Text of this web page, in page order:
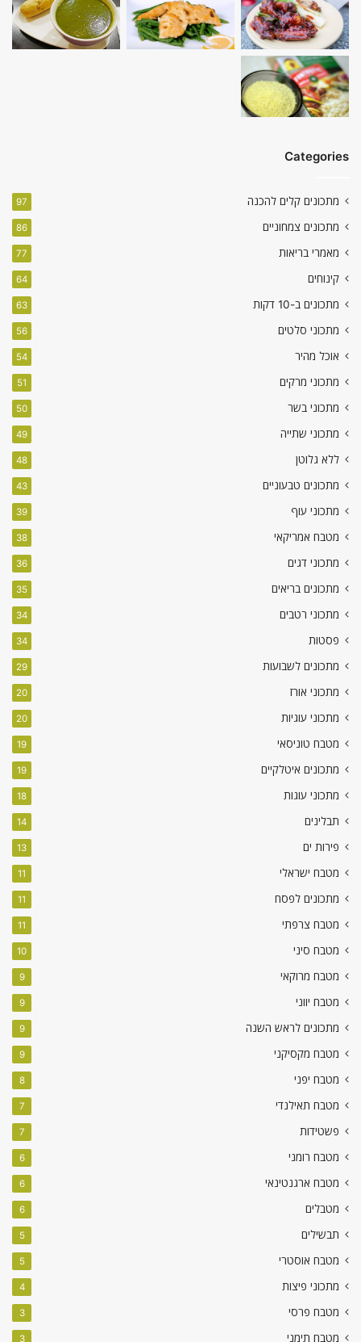
Categories
מתכונים קלים להכנה 97
מתכונים צמחוניים 86
מאמרי בריאות 77
קינוחים 64
מתכונים ב-10 דקות 63
מתכוני סלטים 56
אוכל מהיר 54
מתכוני מרקים 51
מתכוני בשר 50
מתכוני שתייה 49
ללא גלוטן 48
מתכונים טבעוניים 43
מתכוני עוף 39
מטבח אמריקאי 38
מתכוני דגים 36
מתכונים בריאים 35
מתכוני רטבים 34
פסטות 34
מתכונים לשבועות 29
מתכוני אורז 20
מתכוני עוגיות 20
מטבח טוניסאי 19
מתכונים איטלקיים 19
מתכוני עוגות 18
תבלינים 14
פירות ים 13
מטבח ישראלי 11
מתכונים לפסח 11
מטבח צרפתי 11
מטבח סיני 10
מטבח מרוקאי 9
מטבח יווני 9
מתכונים לראש השנה 9
מטבח מקסיקני 9
מטבח יפני 8
מטבח תאילנדי 7
פשטידות 7
מטבח רומני 6
מטבח ארגנטינאי 6
מטבלים 6
תבשילים 5
מטבח אוסטרי 5
מתכוני פיצות 4
מטבח פרסי 3
מטבח תימני 3